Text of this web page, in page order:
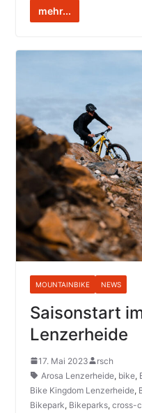
mehr...
MOUNTAINBIKE NEWS
Saisonstart
Lenzerheide
17. Mai 2023
rsch
Arosa Lenzerheide, bike,
Bike Kingdom Lenzerheide,
Bikepark, Bikeparks, cross-